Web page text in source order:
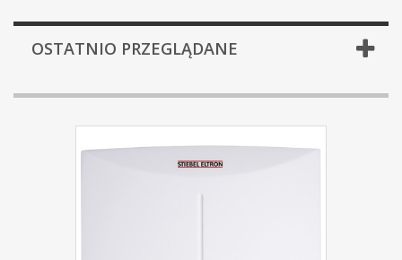
OSTATNIO PRZEGLĄDANE